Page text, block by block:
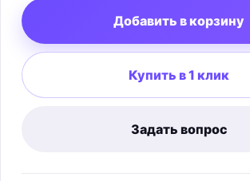
Добавить в корзину
Купить в 1 клик
Задать вопрос